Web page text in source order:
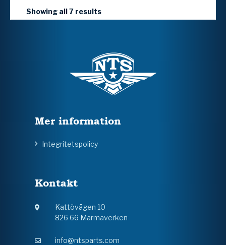
Showing all 7 results
Mer information
Integritetspolicy
Kontakt
Kattövägen 10
826 66 Marmaverken
info@ntsparts.com